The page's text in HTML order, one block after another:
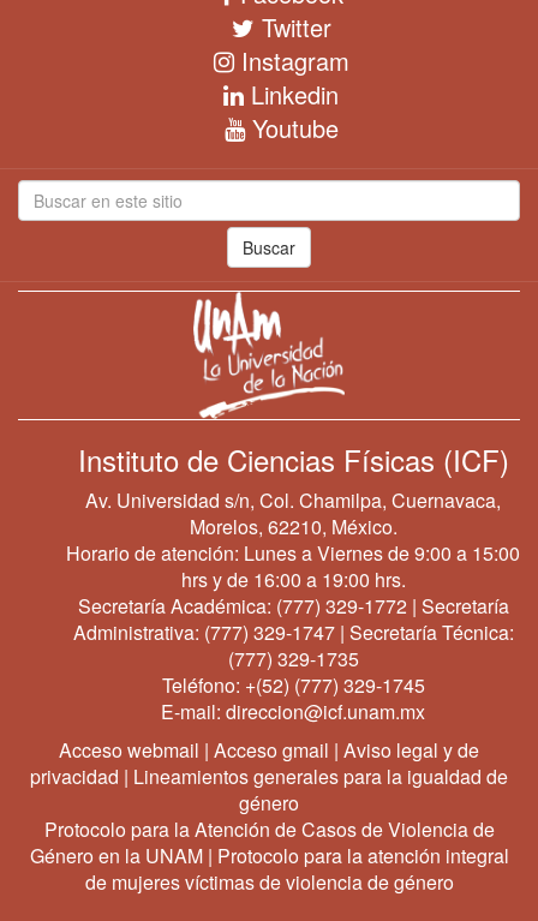
Twitter
Instagram
Linkedin
Youtube
Buscar
Instituto de Ciencias Físicas (ICF)
Av. Universidad s/n, Col. Chamilpa, Cuernavaca,
Morelos, 62210, México.
Horario de atención: Lunes a Viernes de 9:00 a 15:00
hrs y de 16:00 a 19:00 hrs.
Secretaría Académica: (777) 329-1772 | Secretaría
Administrativa: (777) 329-1747| Secretaría Técnica:
(777) 329-1735
Teléfono: +(52) (777) 329-1745
E-mail: direccion@icf.unam.mx
Acceso webmail | Acceso gmail | Aviso legal y de
privacidad | Lineamientos generales para la igualdad de
género
Protocolo para la Atención de Casos de Violencia de
Género en la UNAM| Protocolo para la atención integral
de mujeres víctimas de violencia de género